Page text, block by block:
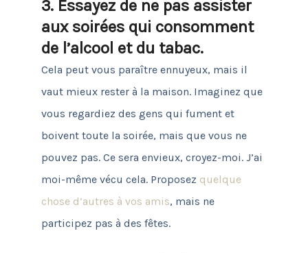
3. Essayez de ne pas assister
aux soirées qui consomment
de l’alcool et du tabac.
Cela peut vous paraître ennuyeux, mais il
vaut mieux rester à la maison. Imaginez que
vous regardiez des gens qui fument et
boivent toute la soirée, mais que vous ne
pouvez pas. Ce sera envieux, croyez-moi. J’ai
moi-même vécu cela. Proposez quelque
chose d’autres à vos amis, mais ne
participez pas à des fêtes.